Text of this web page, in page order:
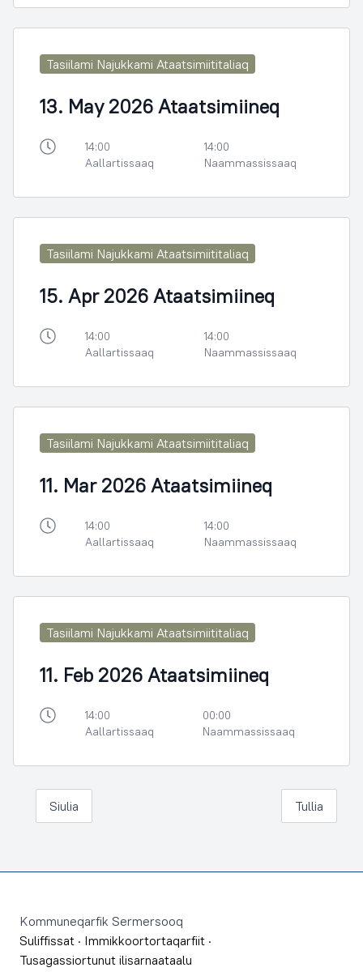
Tasiilami Najukkami Ataatsimiititaliaq
13. May 2026 Ataatsimiineq
14:00
Aallartissaaq
14:00
Naammassissaaq
Tasiilami Najukkami Ataatsimiititaliaq
15. Apr 2026 Ataatsimiineq
14:00
Aallartissaaq
14:00
Naammassissaaq
Tasiilami Najukkami Ataatsimiititaliaq
11. Mar 2026 Ataatsimiineq
14:00
Aallartissaaq
14:00
Naammassissaaq
Tasiilami Najukkami Ataatsimiititaliaq
11. Feb 2026 Ataatsimiineq
14:00
Aallartissaaq
00:00
Naammassissaaq
Siulia Tullia
Kommuneqarfik Sermersooq
Suliffissat · Immikkoortortaqarfiit ·
Tusagassiortunut ilisarnaataalu